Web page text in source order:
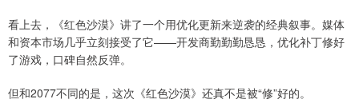
看上去，《红色沙漠》讲了一个用优化更新来逆袭的经典叙事。媒体
和资本市场几乎立刻接受了它——开发商勤勤勤恳恳，优化补丁修好
了游戏，口碑自然反弹。
但和2077不同的是，这次《红色沙漠》还真不是被“修”好的。